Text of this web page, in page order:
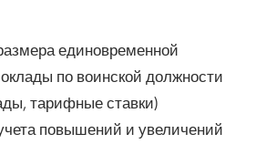
единовременной
по воинской должности
тарифные ставки)
повышений и увеличений